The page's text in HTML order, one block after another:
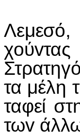
Η
τα μέλη
ταφεί
τωv